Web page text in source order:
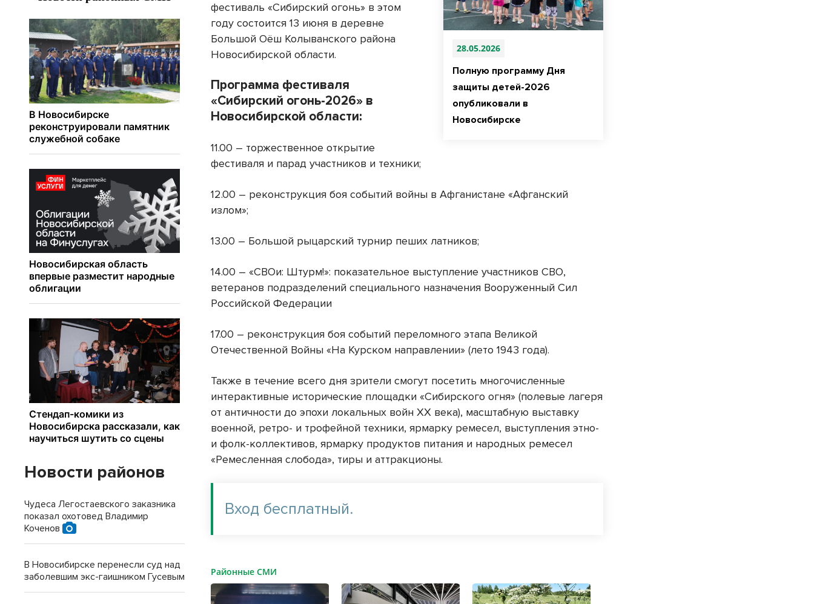
28.05.2026
Полную программу Дня
защиты детей-2026
опубликовали в
Новосибирске
фестиваль «Сибирский огонь» в этом
году состоится 13 июня в деревне
Большой Оёш Колыванского района
Новосибирской области.
Программа фестиваля
«Сибирский огонь-2026» в
Новосибирской области:
11.00 – торжественное открытие
фестиваля и парад участников и техники;
12.00 – реконструкция боя событий войны в Афганистане «Афганский
излом»;
13.00 – Большой рыцарский турнир пеших латников;
14.00 – «СВОи: Штурм!»: показательное выступление участников СВО,
ветеранов подразделений специального назначения Вооруженный Сил
Российской Федерации
17.00 – реконструкция боя событий переломного этапа Великой
Отечественной Войны «На Курском направлении» (лето 1943 года).
Также в течение всего дня зрители смогут посетить многочисленные
интерактивные исторические площадки «Сибирского огня» (полевые лагеря
от античности до эпохи локальных войн ХХ века), масштабную выставку
военной, ретро- и трофейной техники, ярмарку ремесел, выступления этно-
и фолк-коллективов, ярмарку продуктов питания и народных ремесел
«Ремесленная слобода», тиры и аттракционы.
Вход бесплатный.
Районные СМИ
Новости районов
Чудеса Легостаевского заказника
показал охотовед Владимир
Коченов
В Новосибирске перенесли суд над
заболевшим экс-гаишником Гусевым